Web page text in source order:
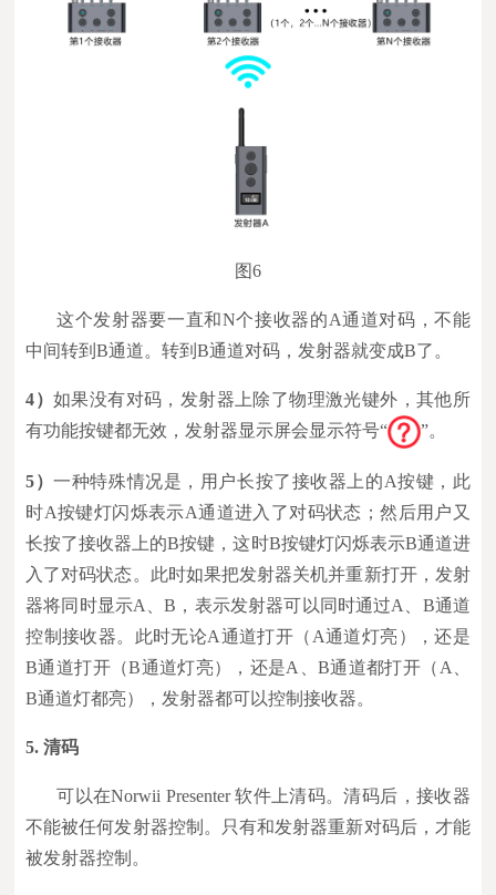
图6
这个发射器要一直和N个接收器的A通道对码，不能
中间转到B通道。转到B通道对码，发射器就变成B了。
4） 如果没有对码，发射器上除了物理激光键外，其他所
有功能按键都无效，发射器显示屏会显示符号“
”。
5）一种特殊情况是，用户长按了接收器上的A按键，此
时A按键灯闪烁表示A通道进入了对码状态；然后用户又
长按了接收器上的B按键，这时B按键灯闪烁表示B通道进
入了对码状态。此时如果把发射器关机并重新打开，发射
器将同时显示A、B，表示发射器可以同时通过A、B通道
控制接收器。此时无论A通道打开（A通道灯亮），还是
B通道打开（B通道灯亮），还是A、B通道都打开（A、
B通道灯都亮），发射器都可以控制接收器。
5.清码
可以在Norwii Presenter 软件上清码。清码后，接收器
不能被任何发射器控制。只有和发射器重新对码后，才能
被发射器控制。